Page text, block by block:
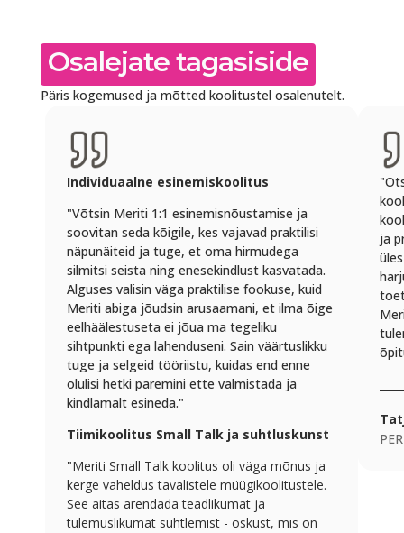
Osalejate tagasiside
Päris kogemused ja mõtted koolitustel osalenutelt.
Individuaalne esinemiskoolitus
"Võtsin Meriti 1:1 esinemisnõustamise ja
soovitan seda kõigile, kes vajavad praktilisi
näpunäiteid ja tuge, et oma hirmudega
silmitsi seista ning enesekindlust kasvatada.
Alguses valisin väga praktilise fookuse, kuid
Meriti abiga jõudsin arusaamani, et ilma õige
eelhäälestuseta ei jõua ma tegeliku
sihtpunkti ega lahenduseni. Sain väärtuslikku
tuge ja selgeid tööriistu, kuidas end enne
olulisi hetki paremini ette valmistada ja
kindlamalt esineda."
Tiimikoolitus Small Talk ja suhtluskunst
"Meriti Small Talk koolitus oli väga mõnus ja
kerge vaheldus tavalistele müügikoolitustele.
See aitas arendada teadlikumat ja
tulemuslikumat suhtlemist - oskust, mis on
ja